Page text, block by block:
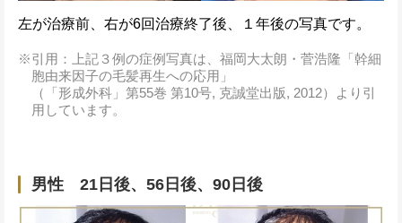
左が治療前、右が6回治療終了後、１年後の写真です。
引用：上記３例の症例写真は、福岡大太朗・菅浩隆「幹細
胞由来因子の毛髪再生への応用」
（「形成外科」第55巻 第10号, 克誠堂出版, 2012）より引
用しています。
男性 21日後、56日後、90日後